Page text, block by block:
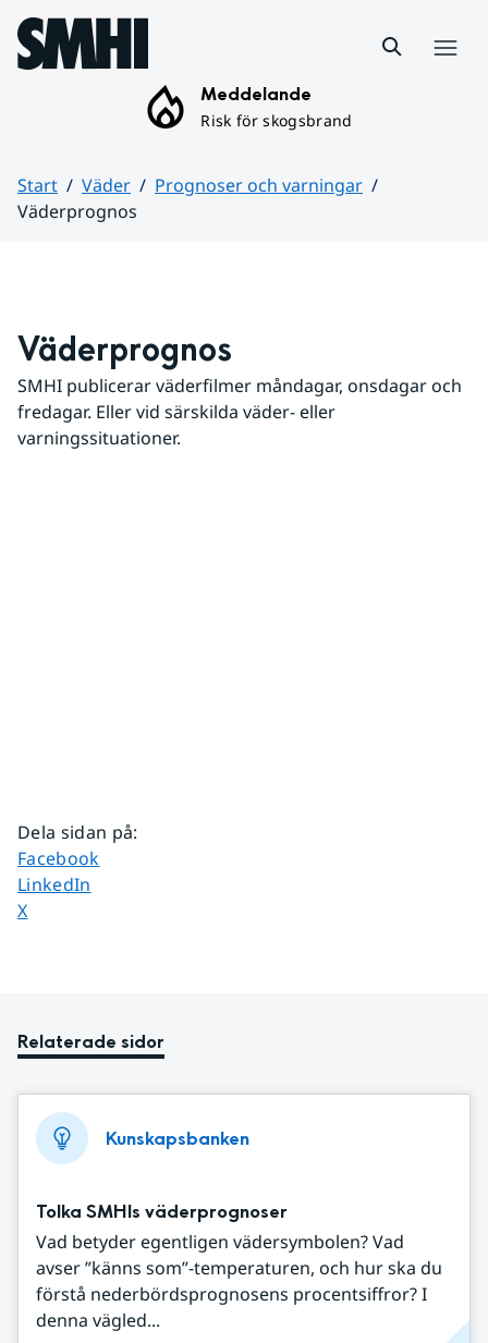
Hoppa till sidans innehåll
Meddelande
Risk för skogsbrand
Start Väder
Prognoser och varningar
Väderprognos
Väderprognos
SMHI publicerar väderfilmer måndagar, onsdagar och
fredagar. Eller vid särskilda väder- eller
varningssituationer.
Dela sidan på:
Dela sidan på
Facebook
Dela sidan på
LinkedIn
Dela sidan på
X
Relaterade sidor
Kunskapsbanken
Tolka SMHIs väderprognoser
Vad betyder egentligen vädersymbolen? Vad
avser ”känns som”-temperaturen, och hur ska du
förstå nederbördsprognosens procentsiffror? I
denna vägled...